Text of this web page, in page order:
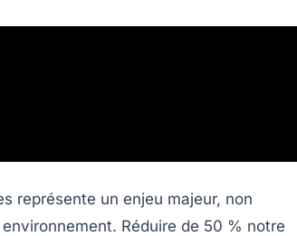
représente un enjeu majeur, non
Réduire de 50 % notre